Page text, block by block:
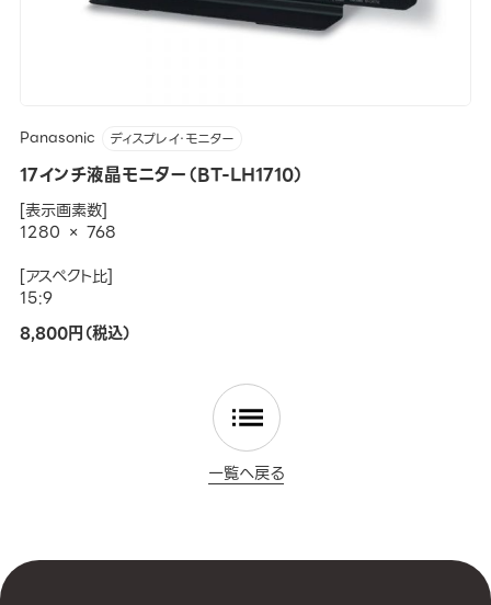
Panasonic ディスプレイ・モニター
17インチ液晶モニター（BT-LH1710）
[表示画素数]
1280 × 768
[アスペクト比]
15:9
8,800円（税込）
一覧へ戻る